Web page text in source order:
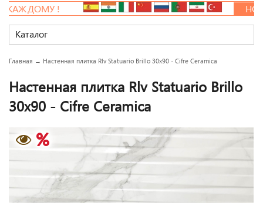
!
НОВАЯ
Каталог
Главная → Настенная плитка Rlv Statuario Brillo 30x90 - Cifre Ceramica
Настенная плитка Rlv Statuario Brillo
30x90 - Cifre Ceramica